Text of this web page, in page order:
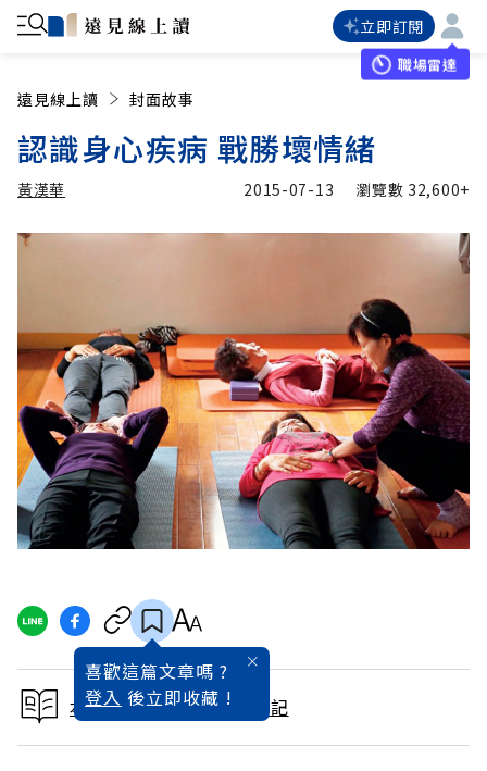
立即訂閱
職場雷達
遠見線上讀 封面故事
認識身心疾病 戰勝壞情緒
黃漢華 2015-07-13 瀏覽數 32,600+
喜歡這篇文章嗎 ?
登入 後立即收藏 !
本文出自找到你的快樂日記